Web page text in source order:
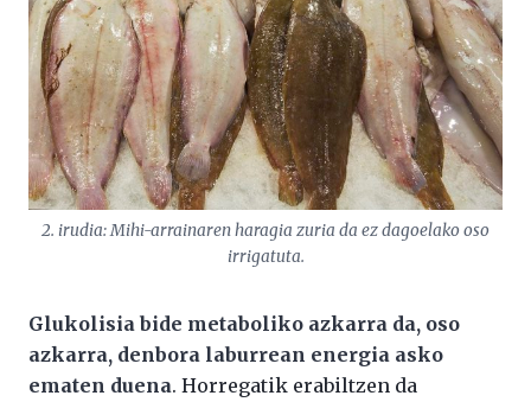
2. irudia: Mihi-arrainaren haragia zuria da ez dagoelako oso
irrigatuta.
Glukolisia bide metaboliko azkarra da, oso
azkarra, denbora laburrean energia asko
ematen duena. Horregatik erabiltzen da